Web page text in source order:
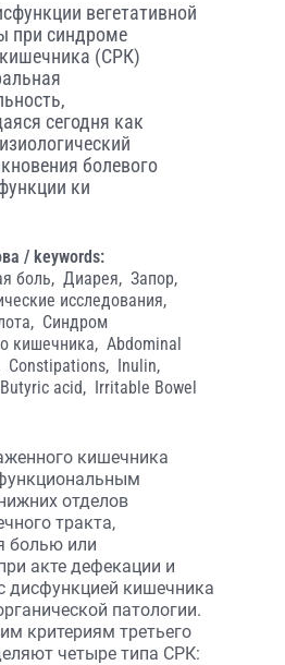
вегетативной
при синдроме
(СРК)
сегодня как
болевого
ки
/ keywords:
боль, Диарея, Запор,
исследования,
Синдром
кишечника, Abdominal
Constipations, Inulin,
Butyric acid, Irritable Bowel
кишечника
отделов
тракта,
болью или
акте дефекации и
дисфункцией кишечника
патологии.
критериям третьего
четыре типа СРК: